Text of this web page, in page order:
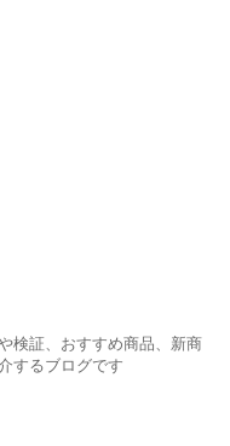
検証、おすすめ商品、新商
するブログです